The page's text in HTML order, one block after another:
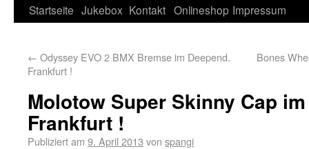
Startseite Jukebox Kontakt Onlineshop Impressum
← Odyssey EVO 2 BMX Bremse im Deepend.
Frankfurt !
Bones
Molotow Super Skinny Cap
Frankfurt !
Publiziert am 9. April 2013 von spangi